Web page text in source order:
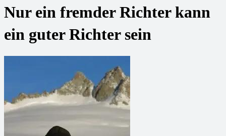
Nur ein fremder Richter kann
ein guter Richter sein